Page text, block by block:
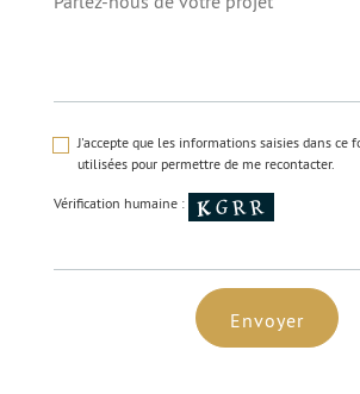
J'accepte que les informations saisies dans ce
utilisées pour permettre de me recontacter.
Vérification humaine :
Envoyer